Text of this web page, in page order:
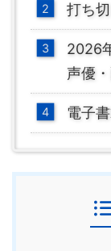
打ち
2026
声優
電子